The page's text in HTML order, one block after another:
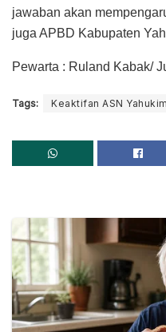
jawaban akan
juga APBD Kabupaten
Pewarta : Ruland Kabak/
Tags: Keaktifan ASN